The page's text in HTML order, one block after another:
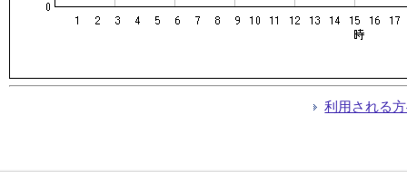
利用される